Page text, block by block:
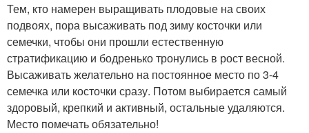
Тем, кто намерен выращивать плодовые на своих
подвоях, пора высаживать под зиму косточки или
семечки, чтобы они прошли естественную
стратификацию и бодренько тронулись в рост весной.
Высаживать желательно на постоянное место по 3-4
семечка или косточки сразу. Потом выбирается самый
здоровый, крепкий и активный, остальные удаляются.
Место помечать обязательно!